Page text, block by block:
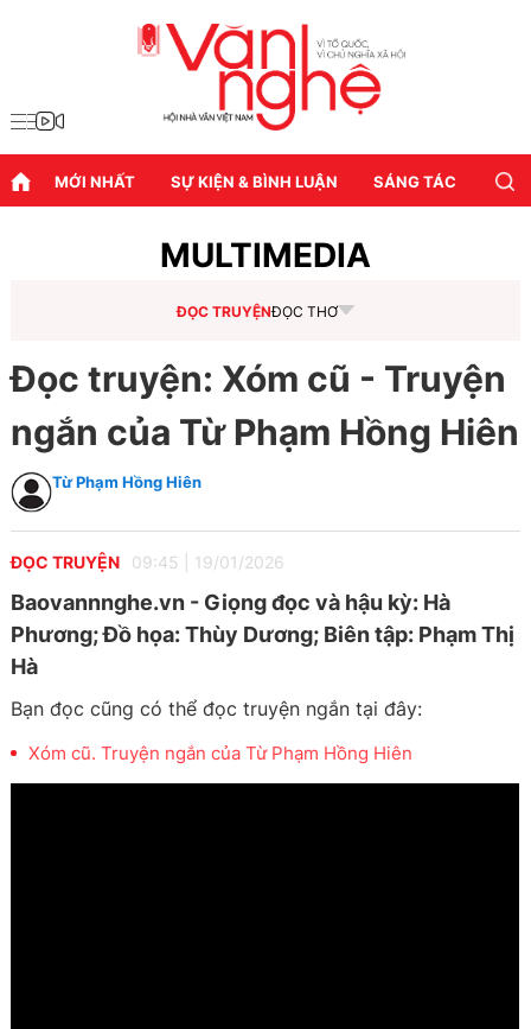
MỚI NHẤT SỰ KIỆN & BÌNH LUẬN SÁNG TÁC
MULTIMEDIA
ĐỌC TRUYỆNĐỌC THƠ
Đọc truyện: Xóm cũ - Truyện
ngắn của Từ Phạm Hồng Hiên
Từ Phạm Hồng Hiên
ĐỌC TRUYỆN 09:45 19/01/2026
Baovannnghe.vn - Giọng đọc và hậu kỳ: Hà
Phương; Đồ họa: Thùy Dương; Biên tập: Phạm Thị
Hà
Bạn đọc cũng có thể đọc truyện ngắn tại đây:
Xóm cũ. Truyện ngắn của Từ Phạm Hồng Hiên